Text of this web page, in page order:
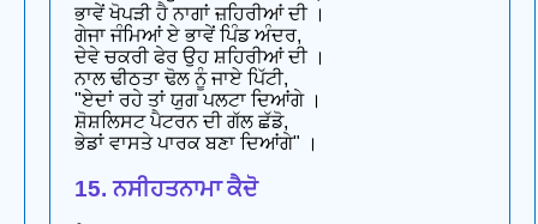
ਭਾਵੇਂ ਖੋਪੜੀ ਹੈ ਨਾਗਾਂ ਜ਼ਹਿਰੀਆਂ ਦੀ ।
ਗੇਜਾ ਜੰਮਿਆਂ ਏ ਭਾਵੇਂ ਪਿੰਡ ਅੰਦਰ,
ਦੇਵੇ ਚਕਰੀ ਫੇਰ ਉਹ ਸ਼ਹਿਰੀਆਂ ਦੀ ।
ਨਾਲ ਢੀਠਤਾ ਢੋਲ ਨੂੰ ਜਾਏ ਪਿੱਟੀ,
"ਏਦਾਂ ਰਹੇ ਤਾਂ ਯੁਗ ਪਲਟਾ ਦਿਆਂਗੇ ।
ਸ਼ੋਸ਼ਲਿਸਟ ਪੈਟਰਨ ਦੀ ਗੱਲ ਛੱਡੋ,
ਭੇਡਾਂ ਵਾਸਤੇ ਪਾਰਕ ਬਣਾ ਦਿਆਂਗੇ" ।
15. ਨਸੀਹਤਨਾਮਾ ਕੈਦੋ